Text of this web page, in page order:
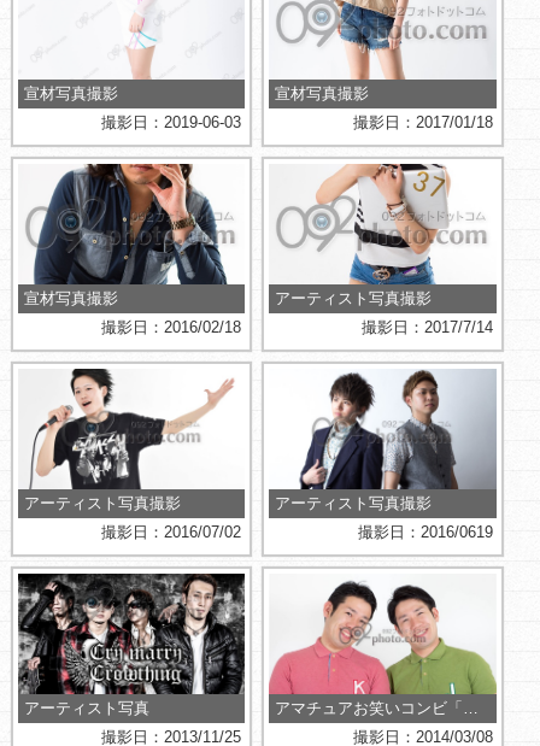
宣材写真撮影
撮影日：2019-06-03
宣材写真撮影
撮影日：2017/01/18
宣材写真撮影
撮影日：2016/02/18
アーティスト写真撮影
撮影日：2017/7/14
アーティスト写真撮影
撮影日：2016/07/02
アーティスト写真撮影
撮影日：2016/0619
アーティスト写真
撮影日：2013/11/25
アマチュアお笑いコンビ「尾形兄弟」様宣材写真撮影
撮影日：2014/03/08